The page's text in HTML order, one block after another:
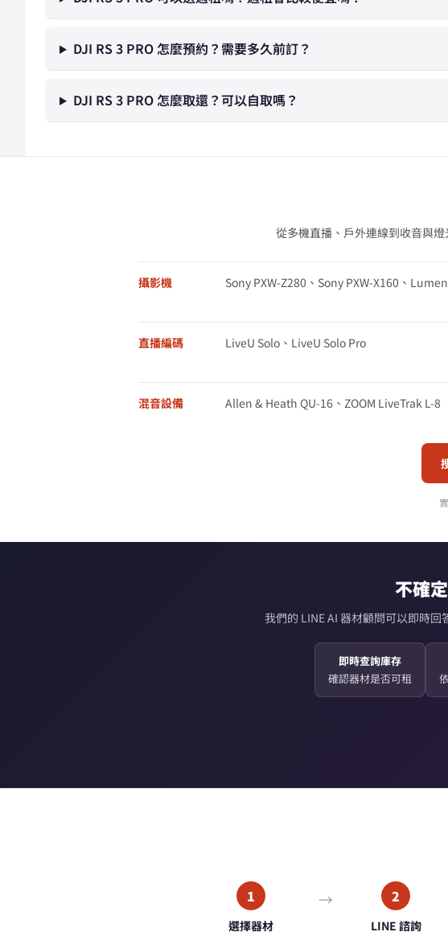
DJI RS 3 PRO 怎麼預約？需要多久前訂？
DJI RS 3 PRO 怎麼取還？可以自取嗎？
從多機直播、戶外連線到收音與
攝影機 Sony PXW-Z280、Sony PXW-X160、
直播編碼 LiveU Solo、LiveU Solo Pro
混音設備 Allen & Heath QU-16、ZOOM LiveTrak L-8
不確
我們的 LINE AI 器材顧問可以即時
即時查詢庫存
確認器材是否可租
1
選擇器材
2
LINE 諮詢